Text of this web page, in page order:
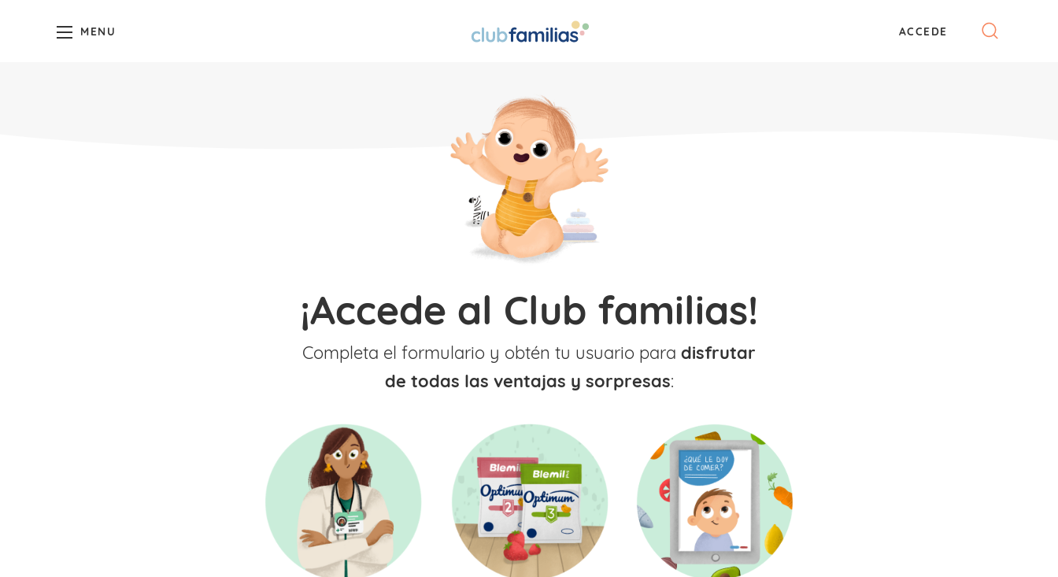
MENU ACCEDE
¡Accede al Club familias!
Completa el formulario y obtén tu usuario para disfrutar
de todas las ventajas y sorpresas: